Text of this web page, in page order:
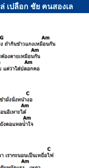
เปลือก ชัย ฅนสองเล